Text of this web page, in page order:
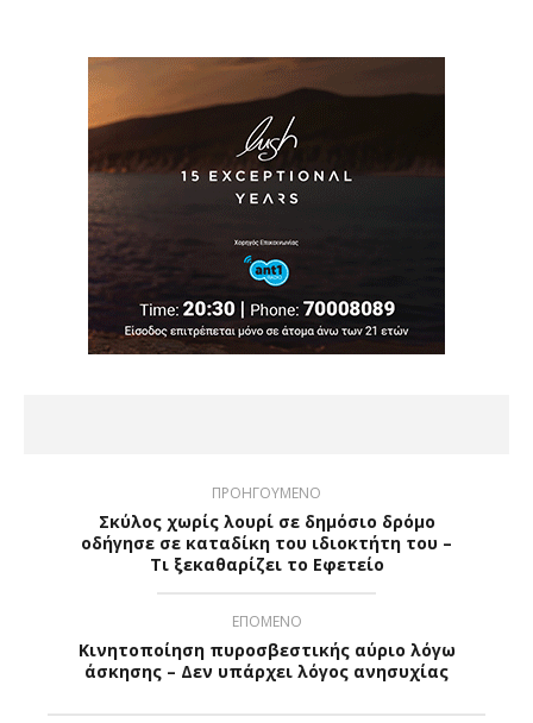
ΠΡΟΗΓΟΥΜΕΝΟ
Σκύλος χωρίς λουρί σε δημόσιο δρόμο
οδήγησε σε καταδίκη του ιδιοκτήτη του –
Τι ξεκαθαρίζει το Εφετείο
ΕΠΟΜΕΝΟ
Κινητοποίηση πυροσβεστικής αύριο λόγω
άσκησης – Δεν υπάρχει λόγος ανησυχίας